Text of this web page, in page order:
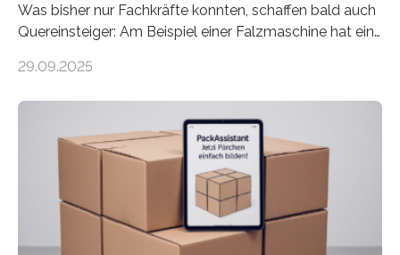
Was bisher nur Fachkräfte konnten, schaffen bald auch
Quereinsteiger: Am Beispiel einer Falzmaschine hat ein
Mensch-Maschine-Schnittstelle so sehr vereinfacht,
Die zugrunde liegende Methodik lässt sich auf alle
anderen Maschinen übertragen. Eine Falzmaschine
umzurüsten ist ein Job für echte Profis. Eine solche
Maschine faltet in Druckereien Broschüren, Prospekte,
Landkarten und vieles mehr – mehrere Zehntausend
Exemplare pro Stunde. Je nach Maschinentyp und
Auftrag kann das Umrüsten…
29.09.2025